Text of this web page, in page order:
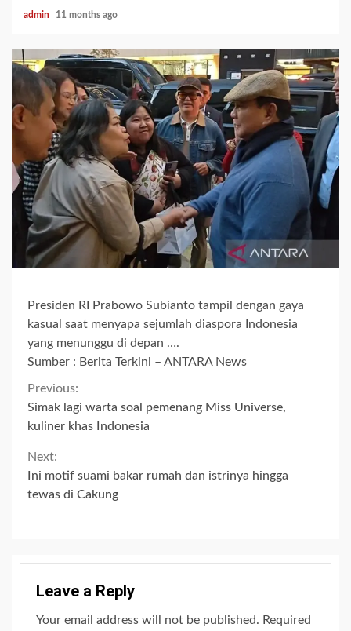
admin 11 months ago
Presiden RI Prabowo Subianto tampil dengan gaya
kasual saat menyapa sejumlah diaspora Indonesia
yang menunggu di depan ….
Sumber : Berita Terkini – ANTARA News
Continue
Reading
Previous:
Simak lagi warta soal pemenang Miss Universe,
kuliner khas Indonesia
Next:
Ini motif suami bakar rumah dan istrinya hingga
tewas di Cakung
Leave a Reply
Your email address will not be published. Required